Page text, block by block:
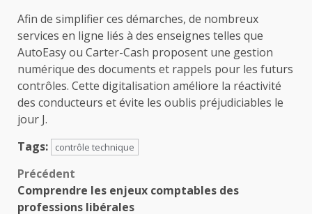
Afin de simplifier ces démarches, de nombreux
services en ligne liés à des enseignes telles que
AutoEasy ou Carter-Cash proposent une gestion
numérique des documents et rappels pour les futurs
contrôles. Cette digitalisation améliore la réactivité
des conducteurs et évite les oublis préjudiciables le
jour J.
Tags:
contrôle technique
Navigation
d’article
Précédent
Comprendre les enjeux comptables des
professions libérales